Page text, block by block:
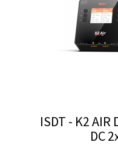
ISDT - K2 AIR
DC